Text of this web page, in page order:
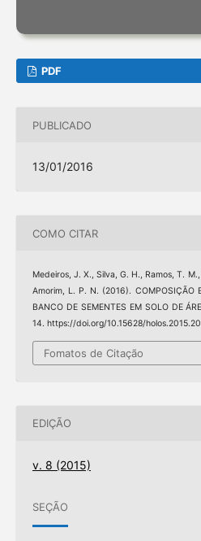
PDF
PUBLICADO
13/01/2016
COMO CITAR
Medeiros, J. X., Silva, G. H., Ramos, T.
Amorim, L. P. N. (2016). COMPOSIÇÃO
BANCO DE SEMENTES EM SOLO DE
14. https://doi.org/10.15628/
Fomatos de Citação
EDIÇÃO
v. 8 (2015)
SEÇÃO